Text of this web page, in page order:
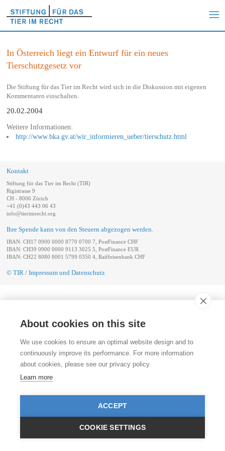
In Österreich liegt ein Entwurf für ein neues
Tierschutzgesetz vor
Die Stiftung für das Tier im Recht wird sich in die Diskussion mit eigenen
Kommentaren einschalten.
20.02.2004
Weitere Informationen:
http://www.bka.gv.at/wir_informieren_ueber/tierschutz.html
Kontakt
Stiftung für das Tier im Recht (TIR)
Rigistrasse 9
CH - 8006 Zürich
+41 (0)43 443 06 43
info@tierimrecht.org
Ihre Spende kann von den Steuern abgezogen werden.
IBAN: CH17 0900 0000 8770 0700 7, PostFinance CHF
IBAN: CH39 0900 0000 9113 3025 5, PostFinance EUR
IBAN: CH22 8080 8001 5799 0350 4, Raiffeisenbank CHF
© TIR / Impressum und Datenschutz
About cookies on this site
We use cookies to ensure an optimal website design and to
continuously improve its performance. For more information
about cookies, please see our privacy policy.
Learn more
ACCEPT
COOKIE SETTINGS